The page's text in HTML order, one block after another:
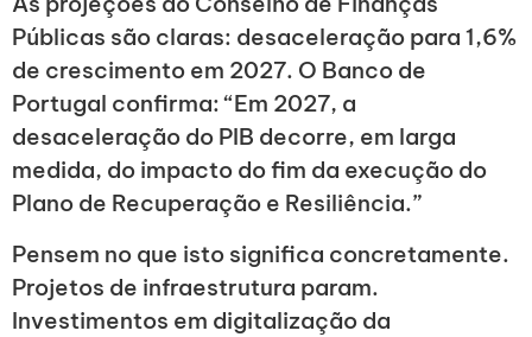
Públicas são claras: desaceleração para 1,6%
de crescimento em 2027. O Banco de
Portugal confirma: “Em 2027, a
desaceleração do PIB decorre, em larga
medida, do impacto do fim da execução do
Plano de Recuperação e Resiliência.”
Pensem no que isto significa concretamente.
Projetos de infraestrutura param.
Investimentos em digitalização da